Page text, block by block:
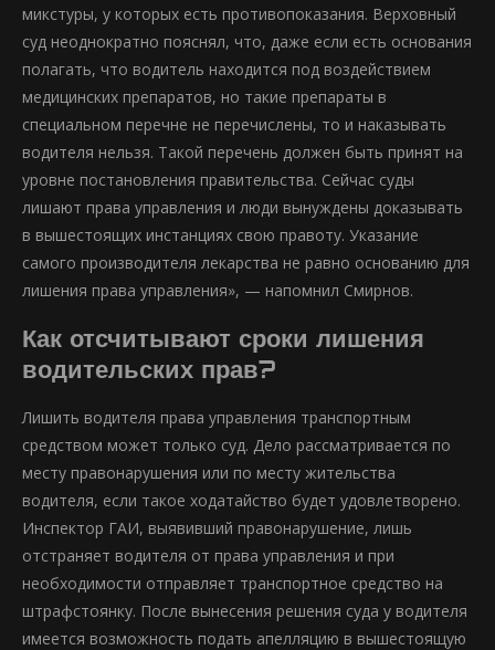
микстуры, у которых есть противопоказания. Верховный
суд неоднократно пояснял, что, даже если есть основания
полагать, что водитель находится под воздействием
медицинских препаратов, но такие препараты в
специальном перечне не перечислены, то и наказывать
водителя нельзя. Такой перечень должен быть принят на
уровне постановления правительства. Сейчас суды
лишают права управления и люди вынуждены доказывать
в вышестоящих инстанциях свою правоту. Указание
самого производителя лекарства не равно основанию для
лишения права управления», — напомнил Смирнов.
Как отсчитывают сроки лишения
водительских прав?
Лишить водителя права управления транспортным
средством может только суд. Дело рассматривается по
месту правонарушения или по месту жительства
водителя, если такое ходатайство будет удовлетворено.
Инспектор ГАИ, выявивший правонарушение, лишь
отстраняет водителя от права управления и при
необходимости отправляет транспортное средство на
штрафстоянку. После вынесения решения суда у водителя
имеется возможность подать апелляцию в вышестоящую